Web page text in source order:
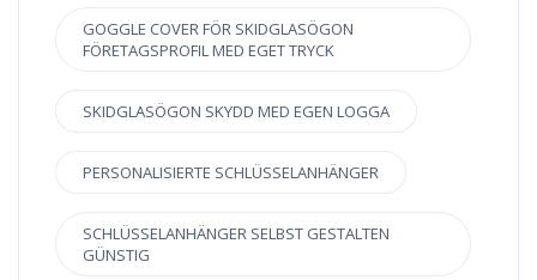
GOGGLE COVER FÖR SKIDGLASÖGON
FÖRETAGSPROFIL MED EGET TRYCK
SKIDGLASÖGON SKYDD MED EGEN LOGGA
PERSONALISIERTE SCHLÜSSELANHÄNGER
SCHLÜSSELANHÄNGER SELBST GESTALTEN
GÜNSTIG